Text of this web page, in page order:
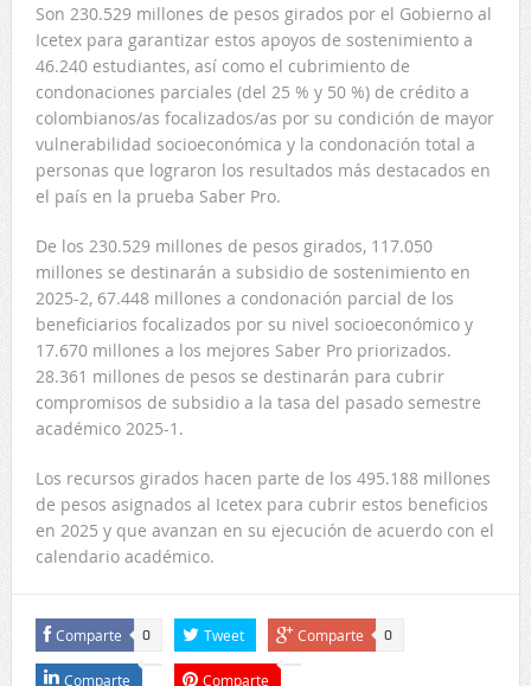
Son 230.529 millones de pesos girados por el Gobierno al
Icetex para garantizar estos apoyos de sostenimiento a
46.240 estudiantes, así como el cubrimiento de
condonaciones parciales (del 25 % y 50 %) de crédito a
colombianos/as focalizados/as por su condición de mayor
vulnerabilidad socioeconómica y la condonación total a
personas que lograron los resultados más destacados en
el país en la prueba Saber Pro.
De los 230.529 millones de pesos girados, 117.050
millones se destinarán a subsidio de sostenimiento en
2025-2, 67.448 millones a condonación parcial de los
beneficiarios focalizados por su nivel socioeconómico y
17.670 millones a los mejores Saber Pro priorizados.
28.361 millones de pesos se destinarán para cubrir
compromisos de subsidio a la tasa del pasado semestre
académico 2025-1.
Los recursos girados hacen parte de los 495.188 millones
de pesos asignados al Icetex para cubrir estos beneficios
en 2025 y que avanzan en su ejecución de acuerdo con el
calendario académico.
Comparte 0 Tweet Comparte 0
Comparte Comparte